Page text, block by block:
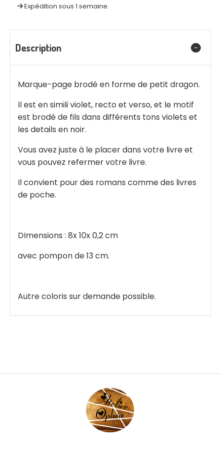
Expédition sous 1 semaine.
Description
Marque-page brodé en forme de petit dragon.
Il est en simili violet, recto et verso, et le motif
est brodé de fils dans différents tons violets et
les details en noir.
Vous avez juste à le placer dans votre livre et
vous pouvez refermer votre livre.
Il convient pour des romans comme des livres
de poche.
DImensions : 8x 10x 0,2 cm
avec pompon de 13 cm.
Autre coloris sur demande possible.